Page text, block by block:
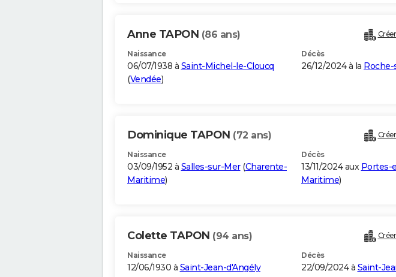
Anne TAPON (86 ans)
Naissance
06/07/1938 à Saint-Michel-le-Cloucq
(Vendée)
Décès
26/12/2024 à la Roche-
Dominique TAPON (72 ans)
Naissance
03/09/1952 à Salles-sur-Mer(Charente-
Maritime)
Décès
13/11/2024 aux Portes-
Maritime)
Colette TAPON (94 ans)
Naissance
12/06/1930 à Saint-Jean-d'Angély
Décès
22/09/2024 à Saint-